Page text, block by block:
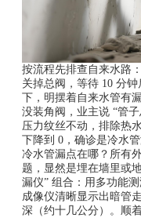
按流程先排查自来水路
关掉总阀，等待 10 分
下，明摆着自来水管有
没装角阀，业主说 “管
压力纹丝不动，排除热
下降到 0，确诊是冷水管
冷水管漏点在哪？所有
题，显然是埋在墙里或
漏仪” 组合：用多功能
成像仪清晰显示出暗管
深（约十几公分）。顺